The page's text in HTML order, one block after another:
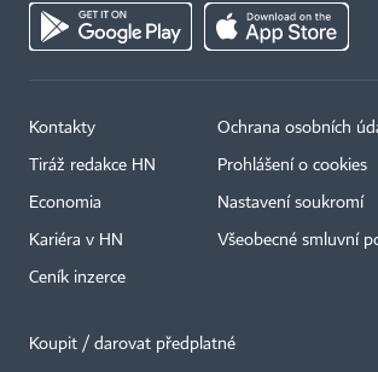
Kontakty
Tiráž redakce HN
Economia
Kariéra v HN
Ceník inzerce
Ochrana osobních
Prohlášení o cookies
Nastavení soukromí
Všeobecné smluvní
Koupit / darovat předplatné